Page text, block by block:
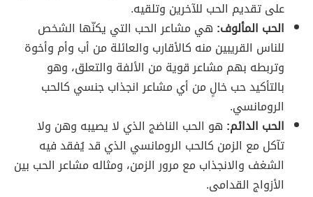
على تقديم الحب للآخرين وتلقيه.
الحب المألوف: هي مشاعر الحب التي يكنّها الشخص
للناس القريبين منه كالأقارب والعائلة من أب وأم وأخوة
وتربطه بهم مشاعر قوية من الألفة والتعلق، وهو
بالتأكيد حب خالٍ من أي مشاعر انجذاب جنسي كالحب
الرومانسي.
الحب الدائم: هو الحب الناضج الذي لا يصيبه وهن ولا
تآكل مع الزمن كالحب الرومانسي الذي قد يُفقد فيه
الشغف والانجذاب مع مرور الزمن، ومثاله مشاعر الحب بين
الأزواج القدامى.